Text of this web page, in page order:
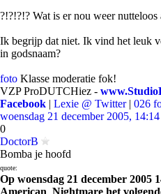
?!?!?!? Wat is er nou weer nutteloos
Ik begrijp dat niet. Ik vind het leuk
in godsnaam?
foto Klasse moderatie fok!
VZP ProDUTCHiez -
Facebook | Lexie @ Twitter| 026
woensdag 21 december 2005,
0
DoctorB
Bomba je hoofd
quote:
Op woensdag 21 december 2005
American_Nightmare het